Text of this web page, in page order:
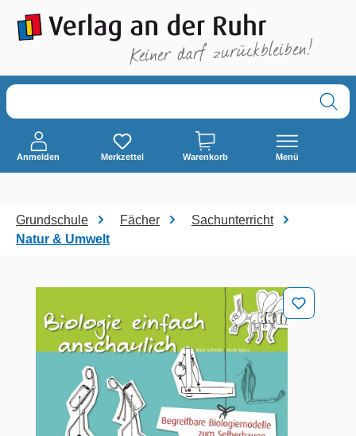
springen
Anmelden Merkzettel Warenkorb Menü
Grundschule Fächer
Sachunterricht
Natur & Umwelt